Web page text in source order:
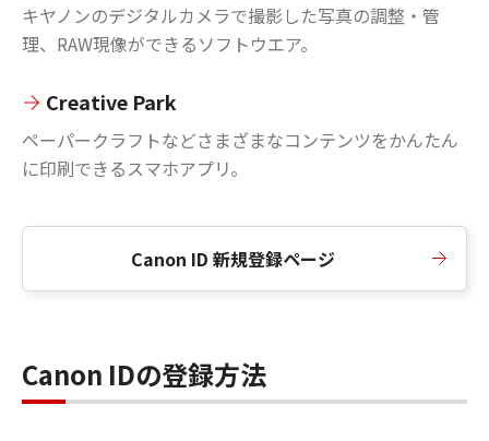
キヤノンのデジタルカメラで撮影した写真の調整・管
理、RAW現像ができるソフトウエア。
Creative Park
ペーパークラフトなどさまざまなコンテンツをかんたん
に印刷できるスマホアプリ。
Canon ID 新規登録ページ
Canon IDの登録方法